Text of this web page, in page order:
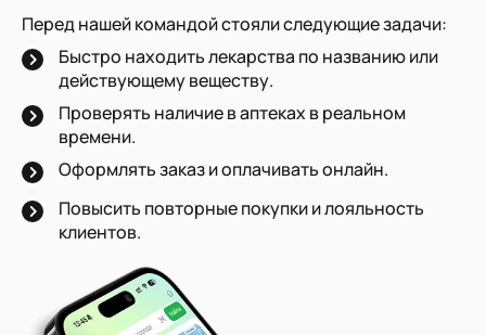
Перед нашей командой стояли следующие задачи:
Быстро находить лекарства по названию или
действующему веществу.
Проверять наличие в аптеках в реальном
времени.
Оформлять заказ и оплачивать онлайн.
Повысить повторные покупки и лояльность
клиентов.